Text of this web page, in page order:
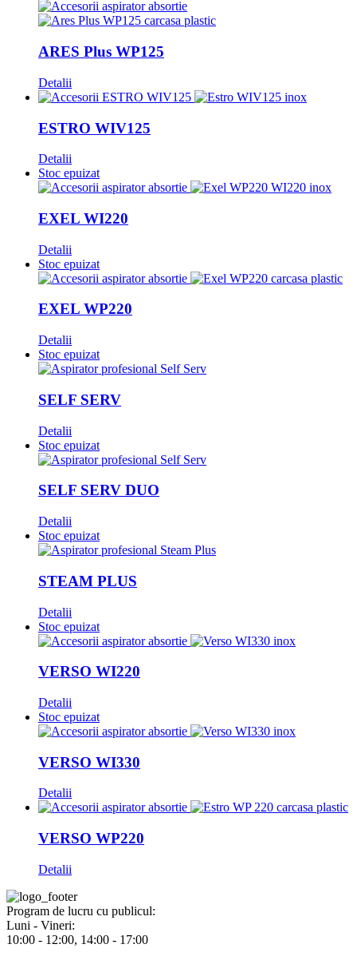
ARES Plus WP125
Detalii
ESTRO WIV125
Detalii
Stoc epuizat
EXEL WI220
Detalii
Stoc epuizat
EXEL WP220
Detalii
Stoc epuizat
SELF SERV
Detalii
Stoc epuizat
SELF SERV DUO
Detalii
Stoc epuizat
STEAM PLUS
Detalii
Stoc epuizat
VERSO WI220
Detalii
Stoc epuizat
VERSO WI330
Detalii
VERSO WP220
Detalii
Program de lucru cu publicul:
Luni - Vineri:
10:00 - 12:00, 14:00 - 17:00